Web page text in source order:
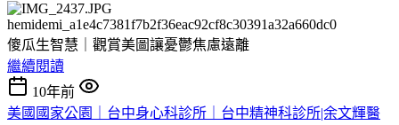
hemidemi_a1e4c7381f7b2f36eac92cf8c30391a32a660dc0
傻瓜生智慧｜觀賞美圖讓憂鬱焦慮遠離
繼續閱讀
10年前
美國國家公園｜台中身心科診所｜台中精神科診所|余文輝醫